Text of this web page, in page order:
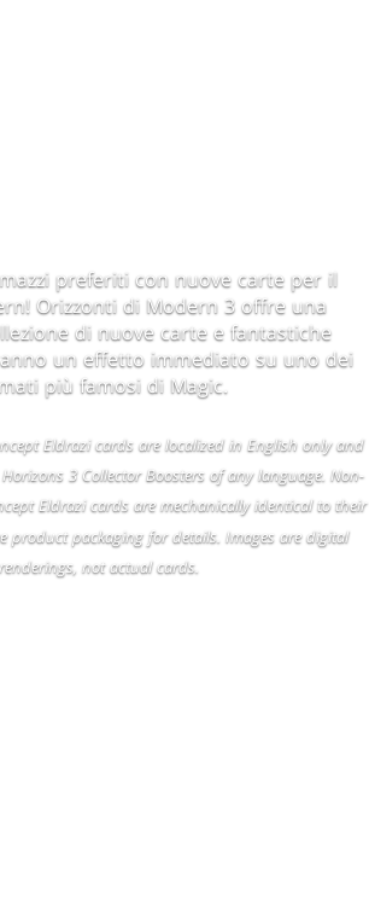
preferiti con nuove carte per il
Orizzonti di Modern 3 offre una
di nuove carte e fantastiche
un effetto immediato su uno dei
più famosi di Magic.
Eldrazi cards are localized in English only and
3 Collector Boosters of any language. Non-
Eldrazi cards are mechanically identical to their
product packaging for details. Images are digital
renderings, not actual cards.